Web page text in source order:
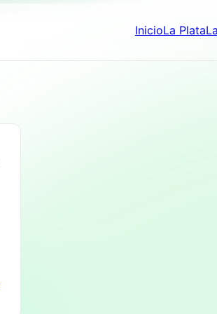
InicioLa Plata